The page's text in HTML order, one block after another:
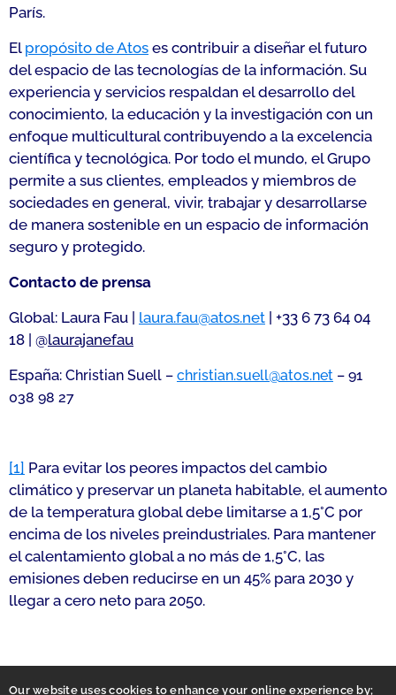
Our website uses cookies to enhance your online experience by;
París.
El propósito de Atos es contribuir a diseñar el futuro
del espacio de las tecnologías de la información. Su
experiencia y servicios respaldan el desarrollo del
conocimiento, la educación y la investigación con un
enfoque multicultural contribuyendo a la excelencia
científica y tecnológica. Por todo el mundo, el Grupo
permite a sus clientes, empleados y miembros de
sociedades en general, vivir, trabajar y desarrollarse
de manera sostenible en un espacio de información
seguro y protegido.
Contacto de prensa
Global: Laura Fau | laura.fau@atos.net | +33 6 73 64 04
18 | @laurajanefau
España: Christian Suell – christian.suell@atos.net – 91
038 98 27
[1] Para evitar los peores impactos del cambio
climático y preservar un planeta habitable, el aumento
de la temperatura global debe limitarse a 1,5°C por
encima de los niveles preindustriales. Para mantener
el calentamiento global a no más de 1,5°C, las
emisiones deben reducirse en un 45% para 2030 y
llegar a cero neto para 2050.